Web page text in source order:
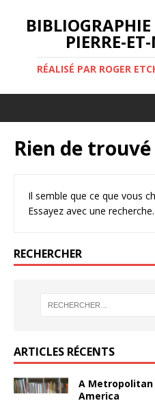
PIERRE-
RÉALISÉ PAR ROGER
Rien de trouvé
Il semble que ce que vous
Essayez avec une recherche.
RECHERCHER
ARTICLES RÉCENTS
A Metropolitan
America